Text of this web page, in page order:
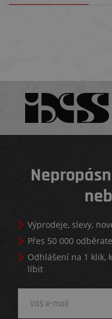
Výprodeje, slevy,
Přes 50 000
Odhlášení na 1 klik,
líbit